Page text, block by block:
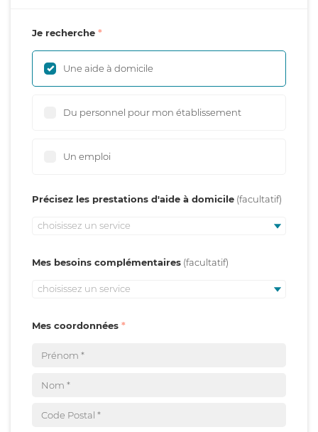
Je recherche
Une aide à domicile
Du personnel pour mon établissement
Un emploi
Précisez les prestations d'aide à domicile
choisissez un service
Mes besoins complémentaires
choisissez un service
Mes coordonnées